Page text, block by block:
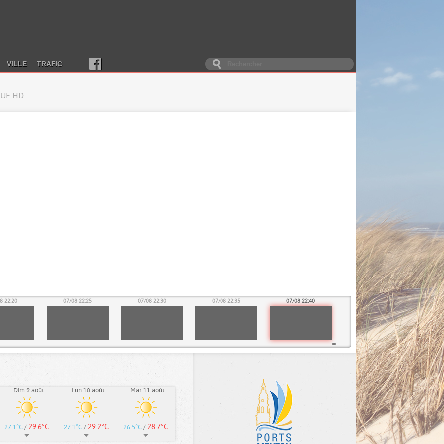
VILLE TRAFIC
HD
22:20 07/08 22:25 07/08 22:30 07/08 22:35 07/08 22:40
Dim 9 août
27.1°C / 29.6°C
Lun 10 août
27.1°C / 29.2°C
Mar 11 août
26.5°C / 28.7°C